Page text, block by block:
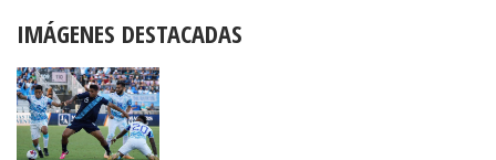
IMÁGENES DESTACADAS